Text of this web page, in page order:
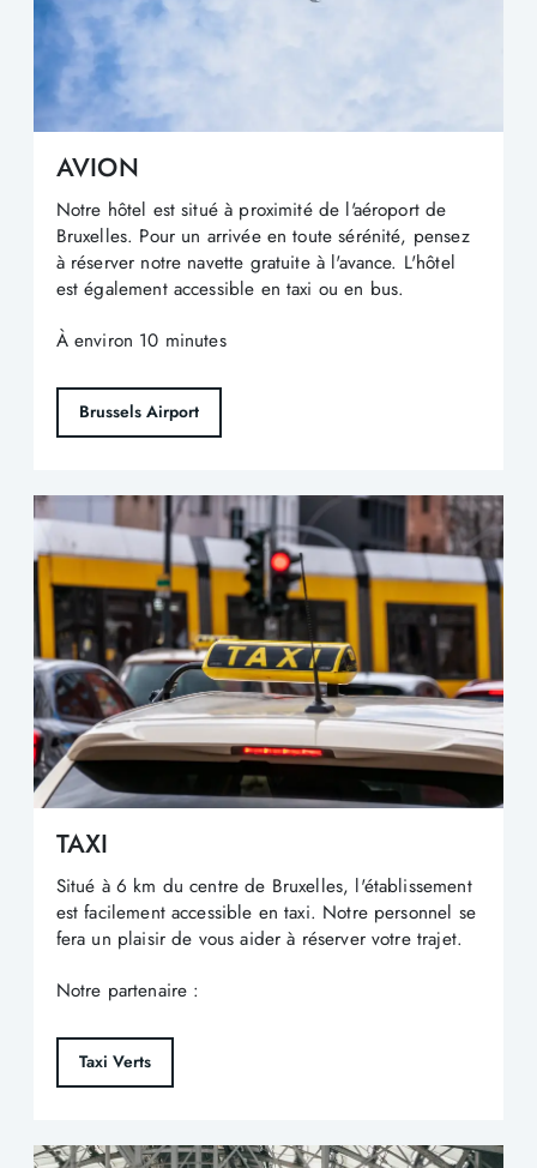
AVION
Notre hôtel est situé à proximité de l'aéroport de
Bruxelles. Pour un arrivée en toute sérénité, pensez
à réserver notre navette gratuite à l'avance. L'hôtel
est également accessible en taxi ou en bus.
À environ 10 minutes
Brussels Airport
TAXI
Situé à 6 km du centre de Bruxelles, l'établissement
est facilement accessible en taxi. Notre personnel se
fera un plaisir de vous aider à réserver votre trajet.
Notre partenaire :
Taxi Verts